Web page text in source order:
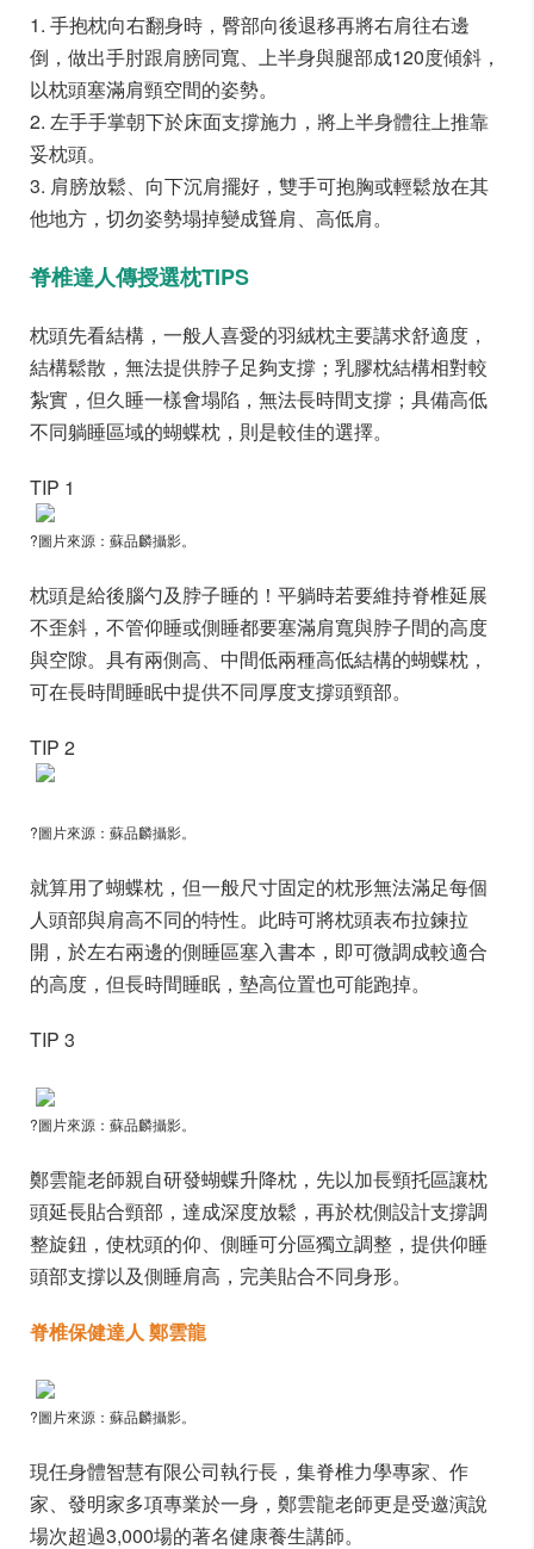
1. 手抱枕向右翻身時，臀部向後退移再將右肩往右邊
倒，做出手肘跟肩膀同寬、上半身與腿部成120度傾斜，
以枕頭塞滿肩頸空間的姿勢。
2. 左手手掌朝下於床面支撐施力，將上半身體往上推靠
妥枕頭。
3. 肩膀放鬆、向下沉肩擺好，雙手可抱胸或輕鬆放在其
他地方，切勿姿勢塌掉變成聳肩、高低肩。
脊椎達人傳授選枕TIPS
枕頭先看結構，一般人喜愛的羽絨枕主要講求舒適度，
結構鬆散，無法提供脖子足夠支撐；乳膠枕結構相對較
紮實，但久睡一樣會塌陷，無法長時間支撐；具備高低
不同躺睡區域的蝴蝶枕，則是較佳的選擇。
TIP 1
?圖片來源：蘇品麟攝影。
枕頭是給後腦勺及脖子睡的！平躺時若要維持脊椎延展
不歪斜，不管仰睡或側睡都要塞滿肩寬與脖子間的高度
與空隙。具有兩側高、中間低兩種高低結構的蝴蝶枕，
可在長時間睡眠中提供不同厚度支撐頭頸部。
TIP 2
?圖片來源：蘇品麟攝影。
就算用了蝴蝶枕，但一般尺寸固定的枕形無法滿足每個
人頭部與肩高不同的特性。此時可將枕頭表布拉鍊拉
開，於左右兩邊的側睡區塞入書本，即可微調成較適合
的高度，但長時間睡眠，墊高位置也可能跑掉。
TIP 3
?圖片來源：蘇品麟攝影。
鄭雲龍老師親自研發蝴蝶升降枕，先以加長頸托區讓枕
頭延長貼合頸部，達成深度放鬆，再於枕側設計支撐調
整旋鈕，使枕頭的仰、側睡可分區獨立調整，提供仰睡
頭部支撐以及側睡肩高，完美貼合不同身形。
脊椎保健達人 鄭雲龍
?圖片來源：蘇品麟攝影。
現任身體智慧有限公司執行長，集脊椎力學專家、作
家、發明家多項專業於一身，鄭雲龍老師更是受邀演說
場次超過3,000場的著名健康養生講師。